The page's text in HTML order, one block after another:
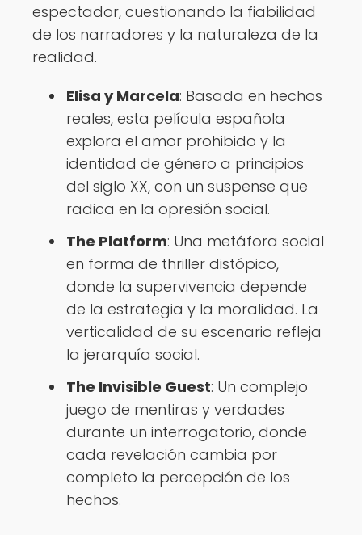
espectador, cuestionando la fiabilidad
de los narradores y la naturaleza de la
realidad.
Elisa y Marcela: Basada en hechos
reales, esta película española
explora el amor prohibido y la
identidad de género a principios
del siglo XX, con un suspense que
radica en la opresión social.
The Platform: Una metáfora social
en forma de thriller distópico,
donde la supervivencia depende
de la estrategia y la moralidad. La
verticalidad de su escenario refleja
la jerarquía social.
The Invisible Guest: Un complejo
juego de mentiras y verdades
durante un interrogatorio, donde
cada revelación cambia por
completo la percepción de los
hechos.